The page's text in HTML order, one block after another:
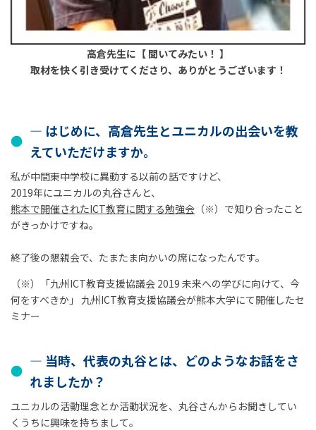
高倉先生に【 聞いてみたい！ 】
取材を快く引き受けてくださり、ありがとうございます！
― はじめに、高倉先生とユニカルの出会いを教
えていただけますか。
私が中間東中学校に異動する以前の話ですけど、
2019年にユニカルの丸谷さんと、
熊本で開催されたICT教育に関する勉強会 （※）で知り合ったこと
がきっかけですね。
終了後の懇親会で、たまたま向かいの席になったんです。
（※）「九州ICT教育支援協議会 2019 未来への学びに向けて、今
何をすべきか」 九州ICT教育支援協議会が熊本大学にて開催したセ
ミナー
― 当時、代表の丸谷とは、どのようなお話をさ
れましたか？
ユニカルの活動理念とか活動状況を、丸谷さんからお聞きしてい
くうちに興味を持ちまして。